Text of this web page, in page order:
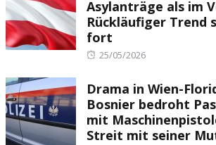
Asylanträge als im
Rückläufiger Trend
fort
Posted
25/05/2026
Drama in Wien-
Bosnier bedroht
mit
Streit mit seiner